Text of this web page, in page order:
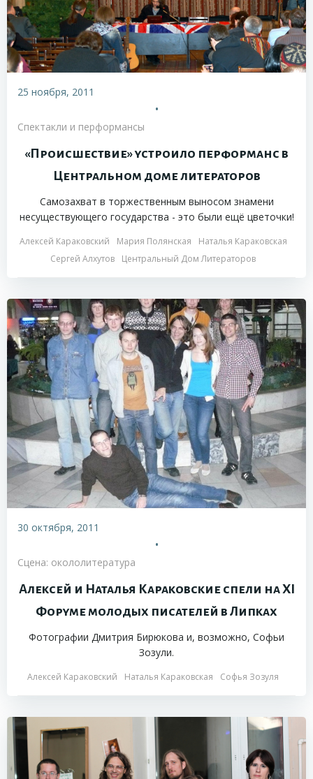
25 ноября, 2011
•
Спектакли и перформансы
«Происшествие» устроило перформанс в
Центральном доме литераторов
Самозахват в торжественным выносом знамени
несуществующего государства - это были ещё цветочки!
Алексей Караковский Мария Полянская
Наталья Караковская
Сергей Алхутов
Центральный Дом Литераторов
30 октября, 2011
•
Сцена: окололитература
Алексей и Наталья Караковские спели на XI
Форуме молодых писателей в Липках
Фотографии Дмитрия Бирюкова и, возможно, Софьи
Зозули.
Алексей Караковский Наталья Караковская Софья Зозуля